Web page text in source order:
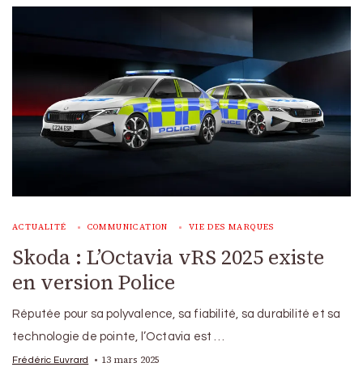
ACTUALITÉ COMMUNICATION VIE DES MARQUES
Skoda : L’Octavia vRS 2025 existe
en version Police
Réputée pour sa polyvalence, sa fiabilité, sa durabilité et sa
technologie de pointe, l’Octavia est …
Frédéric Euvrard 13 mars 2025